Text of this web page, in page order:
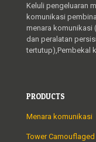
Keluli pengeluaran
komunikasi
menara komunikasi
dan peralatan
tertutup),Pembekal
PRODUCTS
Menara komunikasi
Tower Camouflaged